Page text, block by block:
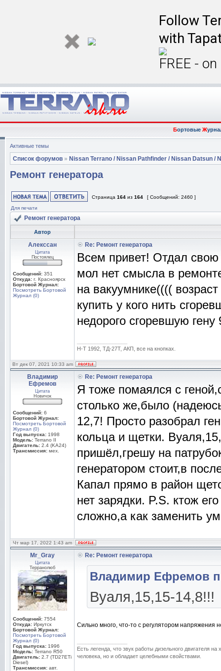
Follow
with
FREE -
БортовыеЖ
Активные темы
Список форумов » Nissan Terrano / Nissan Pathfinder / Nissan Datsun /
Ремонт генератора
Страница 164 из 164
[ Сообщений: 2460 ]
Для печати
Ремонт генератора
Автор
Алекссан
Цитата
Постоялец
Сообщений: 351
Откуда: г. Красноярск
Бортовой Журнал:
Посмотреть Бортовой
Журнал (0)
Re: Ремонт генератора
Всем привет! Отдал свою
мол нет смысла в
на вакуумнике((((
купить у кого нить
недорого сгоревшую
Н-Т 1992, ТД-27Т, АКП, все на кнопках.
Вт дек 07, 2021 10:33 am
Владимир
Ефремов
Цитата
Новичок
Сообщений: 6
Бортовой Журнал:
Посмотреть Бортовой
Журнал (0)
Год выпуска: 1998
Модель: Terrano II
Двигатель: 2.4 (KA24)
Трансмиссия: мех.
Re: Ремонт генератора
Я тоже помаялся с
столько же,было
12,7! Просто разобрал
кольца и щетки.
пришёл,грешу на
генератором стоит,в
Капал прямо в район
нет зарядки. P.S. ктож
сложно,а как заменить
Чт мар 17, 2022 1:43 am
Mr_Gray
Цитата
Терранолюб
Сообщений: 7554
Откуда: Иркутск
Бортовой Журнал:
Посмотреть Бортовой
Журнал (0)
Год выпуска: 1996
Модель: Terrano R50
Двигатель: 2.7 (TD27ETi
Diesel)
Трансмиссия: авт.
Re: Ремонт генератора
Владимир Ефремов
Вуаля,15,15-14,8!!!
Сильно много, что-то с регулятором напряжения
Есть легенда, что звук работы дизельного двигателя
человека, но и обладает целебными свойствами.